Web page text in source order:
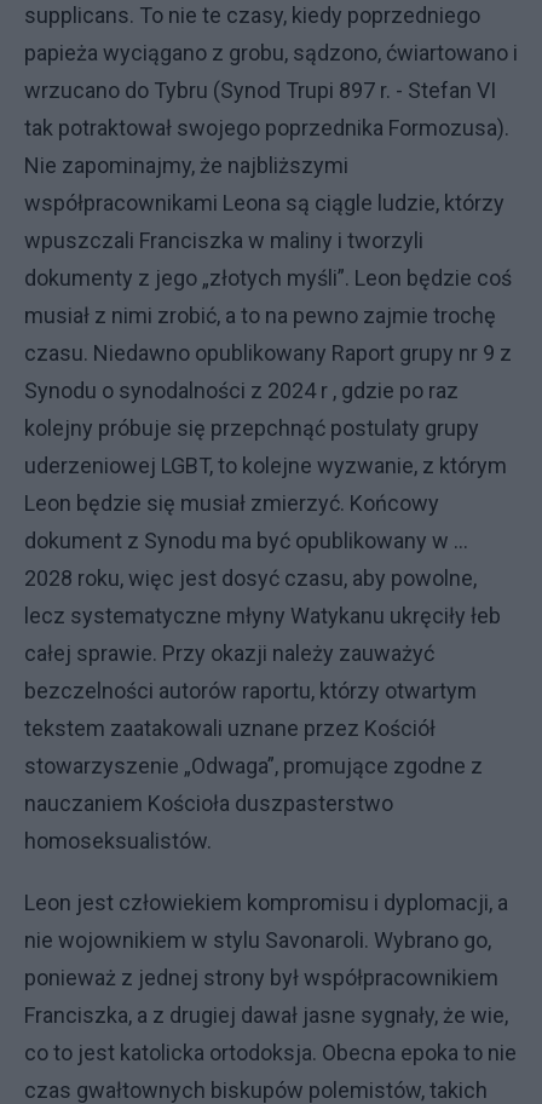
supplicans. To nie te czasy, kiedy poprzedniego
papieża wyciągano z grobu, sądzono, ćwiartowano i
wrzucano do Tybru (Synod Trupi 897 r. - Stefan VI
tak potraktował swojego poprzednika Formozusa).
Nie zapominajmy, że najbliższymi
współpracownikami Leona są ciągle ludzie, którzy
wpuszczali Franciszka w maliny i tworzyli
dokumenty z jego „złotych myśli”. Leon będzie coś
musiał z nimi zrobić, a to na pewno zajmie trochę
czasu. Niedawno opublikowany Raport grupy nr 9 z
Synodu o synodalności z 2024 r , gdzie po raz
kolejny próbuje się przepchnąć postulaty grupy
uderzeniowej LGBT, to kolejne wyzwanie, z którym
Leon będzie się musiał zmierzyć. Końcowy
dokument z Synodu ma być opublikowany w …
2028 roku, więc jest dosyć czasu, aby powolne,
lecz systematyczne młyny Watykanu ukręciły łeb
całej sprawie. Przy okazji należy zauważyć
bezczelności autorów raportu, którzy otwartym
tekstem zaatakowali uznane przez Kościół
stowarzyszenie „Odwaga”, promujące zgodne z
nauczaniem Kościoła duszpasterstwo
homoseksualistów.
Leon jest człowiekiem kompromisu i dyplomacji, a
nie wojownikiem w stylu Savonaroli. Wybrano go,
ponieważ z jednej strony był współpracownikiem
Franciszka, a z drugiej dawał jasne sygnały, że wie,
co to jest katolicka ortodoksja. Obecna epoka to nie
czas gwałtownych biskupów polemistów, takich